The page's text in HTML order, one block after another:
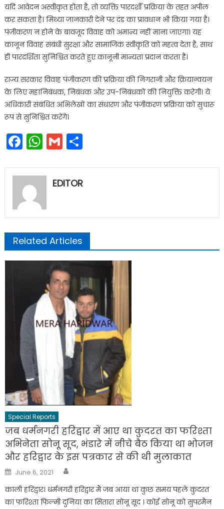
यदि आवेदन अस्वीकृत होता है, तो व्यक्ति पारदर्शी प्रक्रिया के तहत अपील
कर सकता है। मिथ्या जानकारी देने पर दंड का प्रावधान भी किया गया है।
पंजीकरण न होने के बावजूद विवाह को अमान्य नहीं माना जाएगा। यह
कानून विवाह संबंधी सुरक्षा और सामाजिक स्वीकृति को महत्व देता है, साथ
ही पारदर्शिता सुनिश्चित करते हुए कानूनी मान्यता प्रदान करता है।
राज्य सरकार विवाह पंजीकरण की प्रक्रिया की निगरानी और क्रियान्वयन
के लिए महानिबंधक, निबंधक और उप-निबंधकों की नियुक्ति करेगी। ये
अधिकारी संबंधित अभिलेखों का संधारण और पंजीकरण प्रक्रिया को सुचारू
रूप से सुनिश्चित करेंगे।
Facebook
WhatsApp
GmailShare
EDITOR
Related Articles
Special Reports
जब धर्मनगरी हरिद्वार में आए था कुदरत का फरिश्ता
अभिनेता सोनू सूद, भंडारे में नीचे बैठ किया था भोजन
और हरिद्वार के इस पत्रकार से की थी मुलाकात
Posted
on
June 6, 2021
काली हरिद्वार। धर्मनगरी हरिद्वार मैं जब आया था कुछ समय पहले कुदरत
का फरिश्ता फिल्मी दुनिया का सितारा सोनू सूद । कोई सोनू को सुपरमैन